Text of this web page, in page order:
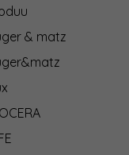
& matz